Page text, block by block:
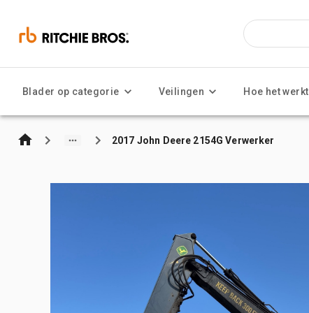
Blader op categorie Veilingen Hoe het werkt
2017 John Deere 2154G Verwerker